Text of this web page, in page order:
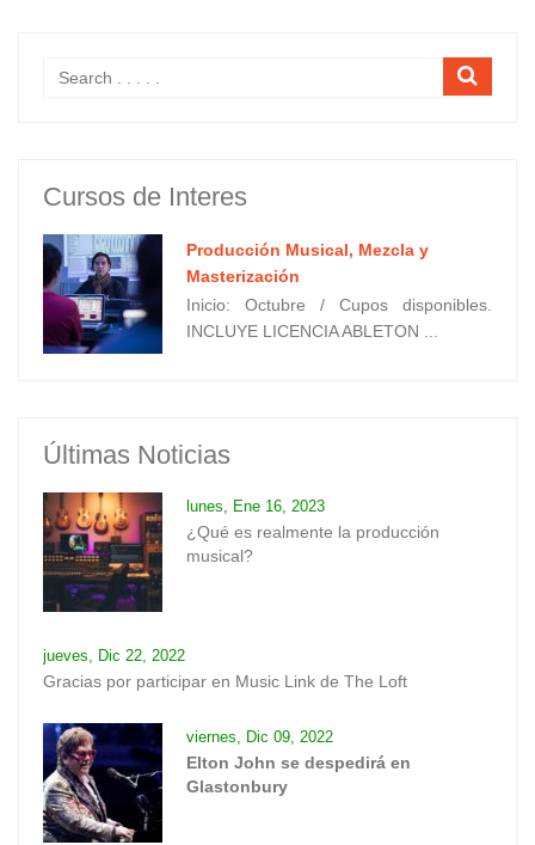
Cursos de Interes
Producción Musical, Mezcla y
Masterización
Inicio: Octubre / Cupos disponibles.
INCLUYE LICENCIA ABLETON ...
Últimas Noticias
lunes, Ene 16, 2023
¿Qué es realmente la producción
musical?
jueves, Dic 22, 2022
Gracias por participar en Music Link de The Loft
viernes, Dic 09, 2022
Elton John se despedirá en
Glastonbury